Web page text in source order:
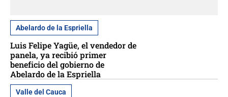
Abelardo de la Espriella
Luis Felipe Yagüe, el vendedor de
panela, ya recibió primer
beneficio del gobierno de
Abelardo de la Espriella
Valle del Cauca